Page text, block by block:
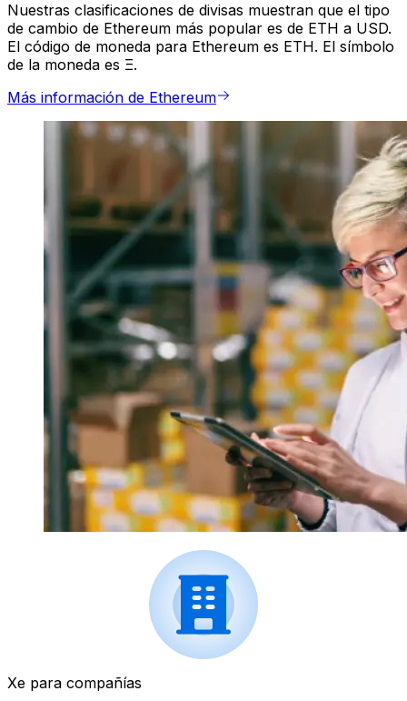
Nuestras clasificaciones de divisas muestran que el tipo
de cambio de Ethereum más popular es de ETH a USD.
El código de moneda para Ethereum es ETH. El símbolo
de la moneda es Ξ.
Más información de Ethereum
Xe para compañías